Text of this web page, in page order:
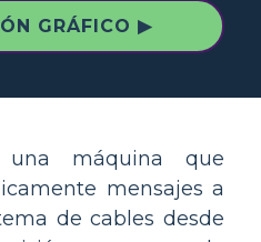
GRÁFICO ▶
máquina que
mensajes a
de cables desde